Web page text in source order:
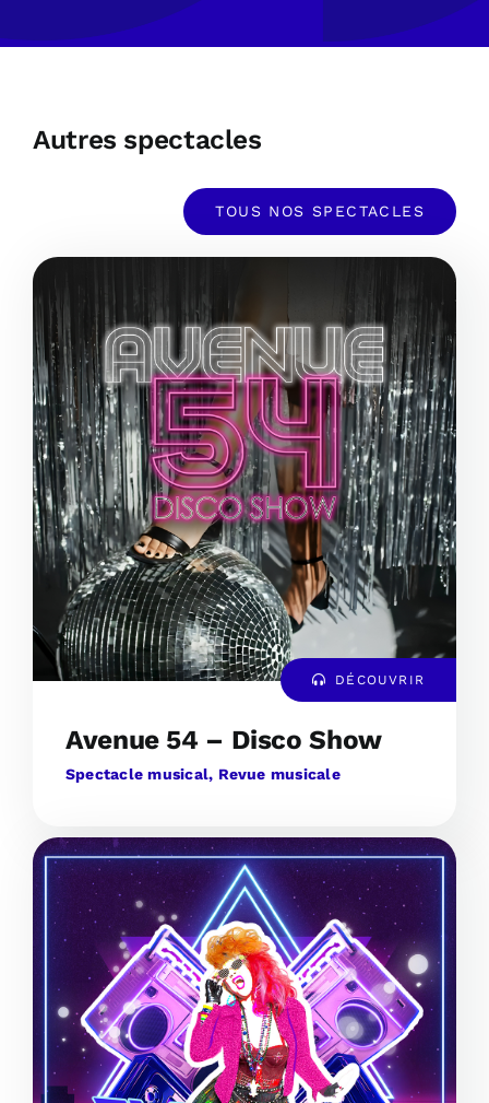
Autres spectacles
TOUS NOS SPECTACLES
DÉCOUVRIR
Avenue 54 – Disco Show
Spectacle musical, Revue musicale